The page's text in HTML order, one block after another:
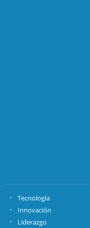
Tecnología
Innovación
Liderazgo